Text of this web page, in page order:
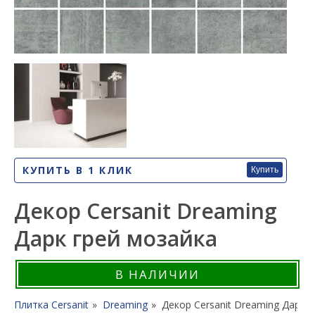
КУПИТЬ В 1 КЛИК Купить
Декор Cersanit Dreaming
Дарк грей мозайка
В НАЛИЧИИ
Плитка Cersanit Dreaming Декор Cersanit Dreaming Дарк